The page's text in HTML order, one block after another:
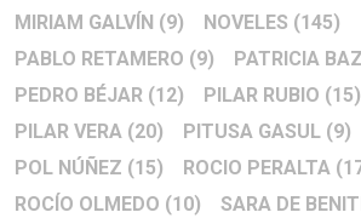
MIRIAM GALVÍN (9) NOVELES (145)
PABLO RETAMERO (9) PATRICIA
PEDRO BÉJAR (12) PILAR RUBIO (15)
PILAR VERA (20) PITUSA GASUL (9)
POL NÚÑEZ (15) ROCIO PERALTA
ROCÍO OLMEDO (10) SARA DE